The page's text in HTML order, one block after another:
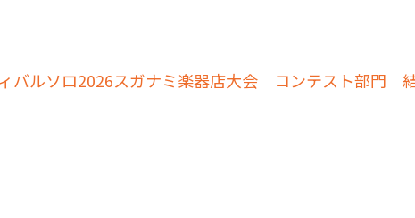
バルソロ2026スガナミ楽器店大会 コンテスト部門